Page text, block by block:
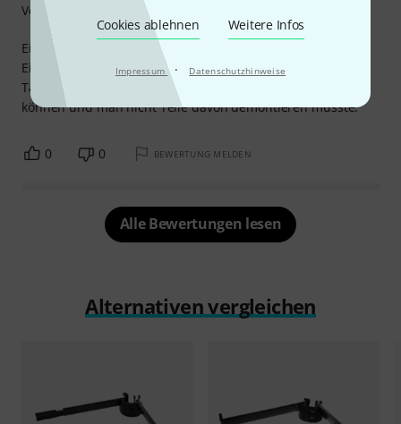
Cookies ablehnen Weitere Infos
Impressum · Datenschutzhinweise
Ein sehr gut gestaltetes Produkt mit guten Materialien.
Einziger Nachteil ist, dass man die Befestigung an der
Tastaturbasis auch schon im Vorfeld hätte vorbereiten
können und man nicht Teile davon demontieren müsste.
Verarbeitung
0 0 BEWERTUNG MELDEN
Alle Bewertungen lesen
Alternativen vergleichen